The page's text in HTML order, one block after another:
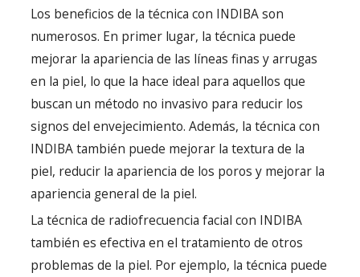
Los beneficios de la técnica con INDIBA son
numerosos. En primer lugar, la técnica puede
mejorar la apariencia de las líneas finas y arrugas
en la piel, lo que la hace ideal para aquellos que
buscan un método no invasivo para reducir los
signos del envejecimiento. Además, la técnica con
INDIBA también puede mejorar la textura de la
piel, reducir la apariencia de los poros y mejorar la
apariencia general de la piel.
La técnica de radiofrecuencia facial con INDIBA
también es efectiva en el tratamiento de otros
problemas de la piel. Por ejemplo, la técnica puede